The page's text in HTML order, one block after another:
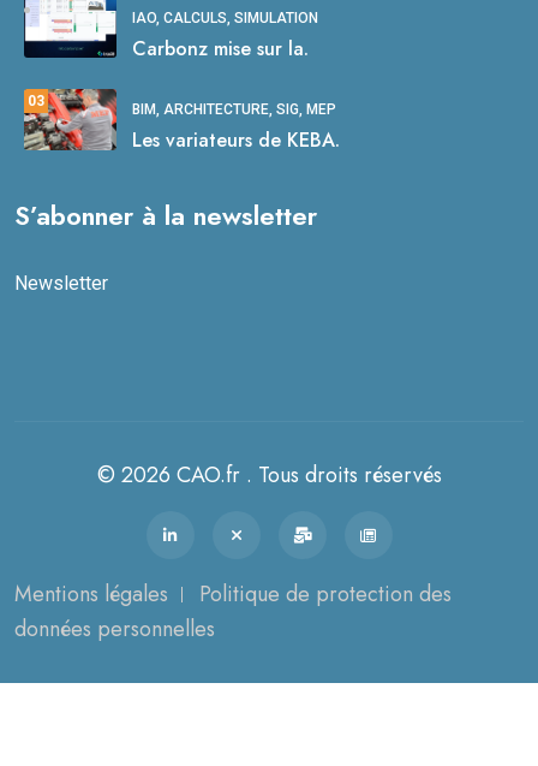
IAO, CALCULS, SIMULATION
Carbonz mise sur la.
03 BIM, ARCHITECTURE, SIG, MEP
Les variateurs de KEBA.
S’abonner à la newsletter
Newsletter
© 2026 CAO.fr . Tous droits réservés
Mentions légales
Politique de protection des
données personnelles